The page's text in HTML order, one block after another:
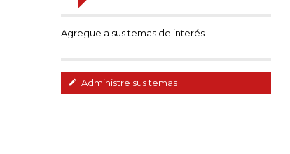
Agregue a sus temas de interés
Administre sus temas